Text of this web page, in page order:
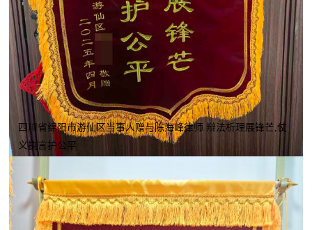
四川省绵阳市游仙区当事人赠与陈海峰律师 辩法析理展锋芒,仗
义执言护公平